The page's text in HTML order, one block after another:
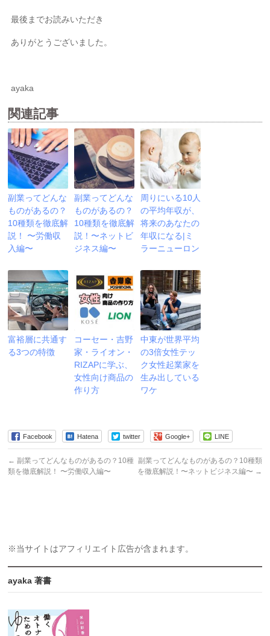
最後までお読みいただき
ありがとうございました。
ayaka
関連記事
副業ってどんな
ものがあるの？
10種類を徹底解
説！ 〜労働収
入編〜
副業ってどんな
ものがあるの？
10種類を徹底解
説！〜ネットビ
ジネス編〜
周りにいる10人
の平均年収が、
将来のあなたの
年収になる|ミ
ラーニューロン
富裕層に共通す
る3つの特徴
コーセー・吉野
家・ライオン・
RIZAPに学ぶ、
女性向け商品の
作り方
中東が世界平均
の3倍女性テッ
ク女性起業家を
生み出している
ワケ
Facebook Hatena twitter Google+ LINE
← 副業ってどんなものがあるの？10種
類を徹底解説！ 〜労働収入編〜
副業ってどんなものがあるの？10種類
を徹底解説！〜ネットビジネス編〜 →
※当サイトはアフィリエイト広告が含まれます。
ayaka 著書